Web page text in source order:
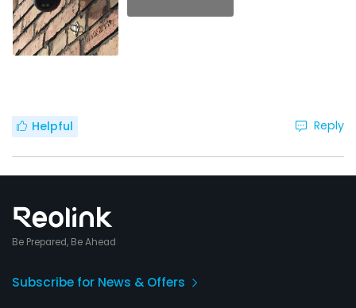
Helpful Reply
Be Prepared, Be Ahead
Subscribe for News & Offers